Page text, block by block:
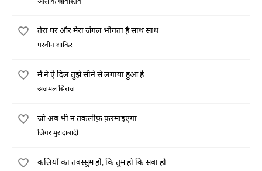
तेरा घर और मेरा जंगल भीगता है साथ साथ
परवीन शाकिर
मैं ने ऐ दिल तुझे सीने से लगाया हुआ है
अजमल सिराज
जो अब भी न तकलीफ़ फ़रमाइएगा
जिगर मुरादाबादी
कलियों का तबस्सुम हो, कि तुम हो कि सबा हो